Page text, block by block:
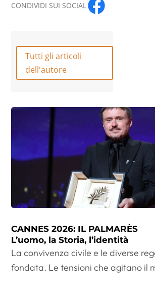
CONDIVIDI SUI SOCIAL
Tutti gli articoli
dell'autore
CANNES 2026: IL PALMARÈS
L’uomo, la Storia, l’identità
La convivenza civile e le diverse
fondata. Le tensioni che agitano il